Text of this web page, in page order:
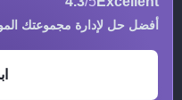
أفضل حل لإدارة مجموعتك